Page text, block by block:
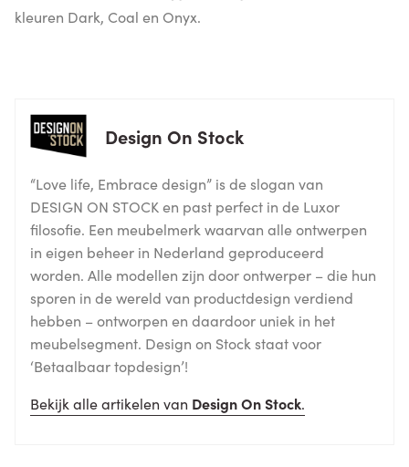
kleuren Dark, Coal en Onyx.
Design On Stock
“Love life, Embrace design” is de slogan van
DESIGN ON STOCK en past perfect in de Luxor
filosofie. Een meubelmerk waarvan alle ontwerpen
in eigen beheer in Nederland geproduceerd
worden. Alle modellen zijn door ontwerper – die hun
sporen in de wereld van productdesign verdiend
hebben – ontworpen en daardoor uniek in het
meubelsegment. Design on Stock staat voor
‘Betaalbaar topdesign’!
Bekijk alle artikelen van Design On Stock.